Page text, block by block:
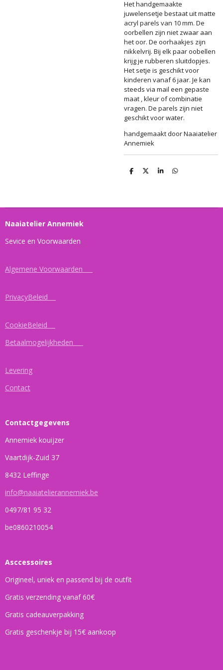
Het handgemaakte
juwelensetje bestaat uit matte
acryl parels van 10 mm. De
oorbellen zijn niet zwaar aan
het oor. De oorhaakjes zijn
nikkelvrij. Bij elk paar oobellen
krijg je rubberen sluitdopjes.
Het setje is geschikt voor
kinderen vanaf 6 jaar. Je kan
steeds via mail een gepaste
maat , kleur of combinatie
vragen. De parels zijn niet
geschikt voor water.
handgemaakt door Naaiatelier
Annemiek
D
D
S
D
Naaiatelier Annemiek
Sevice en Voorwaarden
Algemene Voorwaarden
PrivacyBeleid
CookieBeleid
Betaalmogelijkheden
Levering
Contact
Contactgegevens
Annemiek kouijzer
Vaartdijk-Zuid 37
8432 Leffinge
info@naaiatelierannemiek.be
0497/81 95 32
be0860210054
Asccessoires
Origineel, uniek en passend bij de outfit
Gratis verzending vanaf 60€
Gratis cadeauverpakking
Gratis geschenkje bij 15€ aankoop